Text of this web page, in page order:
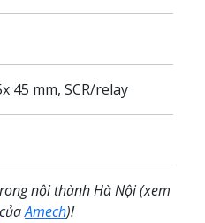
45 mm, SCR/relay
nội thành Hà Nội (xem
củaAmech)!